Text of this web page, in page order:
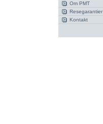
Om PMT
Resegarantier
Kontakt